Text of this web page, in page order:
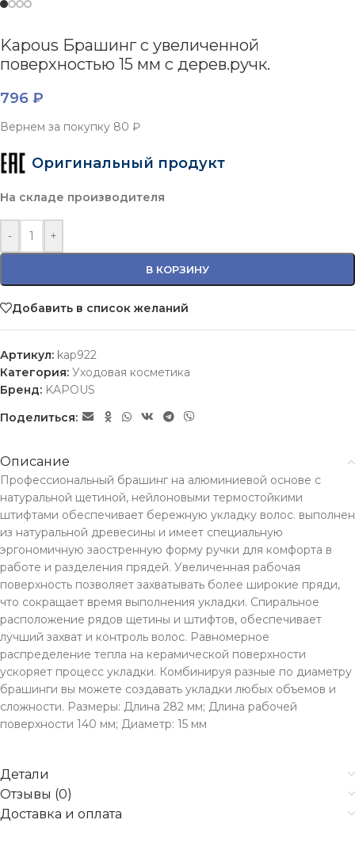
Kapous Брашинг с увеличенной
поверхностью 15 мм с дерев.ручк.
796 ₽
Вернем за покупку 80 ₽
Оригинальный продукт
На складе производителя
- +
В КОРЗИНУ
Добавить в список желаний
Артикул: kap922
Категория: Уходовая косметика
Бренд: KAPOUS
Поделиться:
Описание
Профессиональный брашинг на алюминиевой основе с
натуральной щетиной, нейлоновыми термостойкими
штифтами обеспечивает бережную укладку волос. выполнен
из натуральной древесины и имеет специальную
эргономичную заостренную форму ручки для комфорта в
работе и разделения прядей. Увеличенная рабочая
поверхность позволяет захватывать более широкие пряди,
что сокращает время выполнения укладки. Спиральное
расположение рядов щетины и штифтов, обеспечивает
лучший захват и контроль волос. Равномерное
распределение тепла на керамической поверхности
ускоряет процесс укладки. Комбинируя разные по диаметру
брашинги вы можете создавать укладки любых объемов и
сложности. Размеры: Длина 282 мм; Длина рабочей
поверхности 140 мм; Диаметр: 15 мм
Детали
Отзывы (0)
Доставка и оплата